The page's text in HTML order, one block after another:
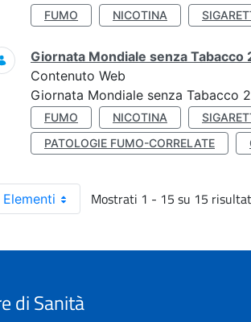
FUMO NICOTINA
Giornata Mondiale senza Tabacco
Contenuto Web
Giornata Mondiale senza Tabacco
FUMO NICOTINA
PATOLOGIE FUMO-CORRELATE
Mostrati 1 - 15 su 15
di Sanità